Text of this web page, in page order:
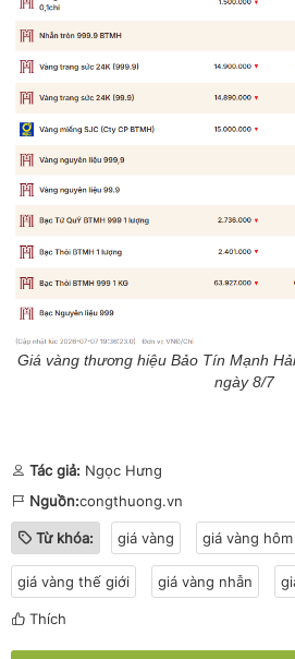
Giá vàng thương hiệu Bảo Tín Mạnh
ngày 8/7
Tác giả: Ngọc Hưng
Nguồn:congthuong.vn
Từ khóa: giá vàng giá vàng
giá vàng thế giới giá vàng nhẫn
Thích